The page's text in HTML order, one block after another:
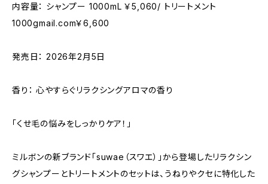
内容量： シャンプー 1000mL ￥5,060/ トリートメント
1000gmail.com￥6,600
発売日： 2026年2月5日
香り： 心やすらぐリラクシングアロマの香り
「くせ毛の悩みをしっかりケア！」
ミルボンの新ブランド「suwae（スワエ）」から登場したリラクシン
グシャンプーとトリートメントのセットは、うねりやクセに特化した